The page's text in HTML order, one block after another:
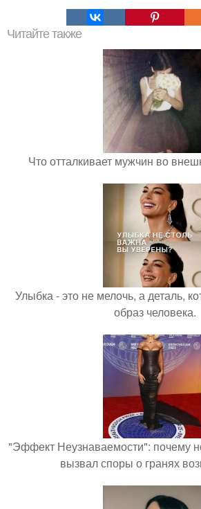
Читайте также
Что отталкивает мужчин во
Улыбка - это не мелочь, а деталь,
образ человека.
"Эффект Неузнаваемости": почему
вызвал споры о гранях